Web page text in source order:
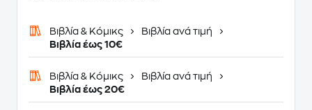
Βιβλία & Κόμικς
Βιβλία ανά τιμή
Βιβλία έως 10€
Βιβλία & Κόμικς
Βιβλία ανά τιμή
Βιβλία έως 20€